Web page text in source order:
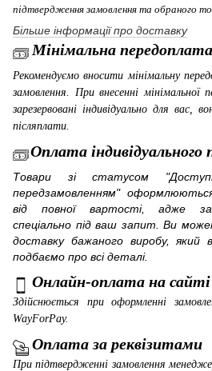
підтвердження замовлення та обраного
Більше інформації про доставку
Мінімальна передоплата
Рекомендуємо вносити мінімальну
замовлення. При внесенні мінімальної
зарезервовані індивідуально для вас,
післяплати.
Оплата індивідуального
Товари зі статусом
передзамовленням"
від повної вартості, адже
спеціально під ваш запит. Ви
доставку бажаного виробу,
подбаємо про всі деталі.
Онлайн-оплата на сайті
Здійснюється при оформленні
WayForPay.
Оплата за реквізитами
При підтвердженні замовлення